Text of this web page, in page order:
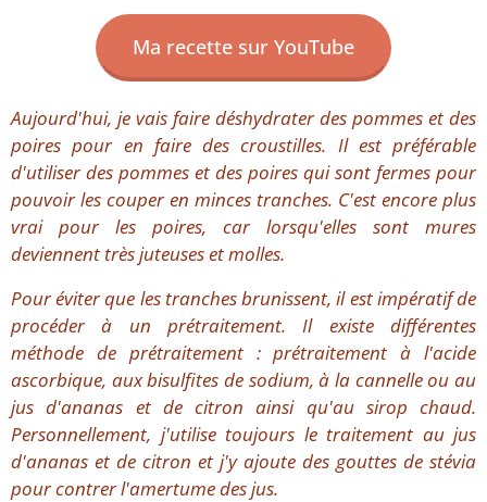
Ma recette sur YouTube
Aujourd'hui, je vais faire déshydrater des pommes et des
poires pour en faire des croustilles. Il est préférable
d'utiliser des pommes et des poires qui sont fermes pour
pouvoir les couper en minces tranches. C'est encore plus
vrai pour les poires, car lorsqu'elles sont mures
deviennent très juteuses et molles.
Pour éviter que les tranches brunissent, il est impératif de
procéder à un prétraitement. Il existe différentes
méthode de prétraitement : prétraitement à l'acide
ascorbique, aux bisulfites de sodium, à la cannelle ou au
jus d'ananas et de citron ainsi qu'au sirop chaud.
Personnellement, j'utilise toujours le traitement au jus
d'ananas et de citron et j'y ajoute des gouttes de stévia
pour contrer l'amertume des jus.